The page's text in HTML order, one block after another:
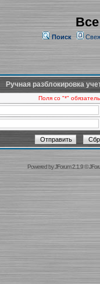
Поиск
Ручная разблокировка
Поля со "*"
Powered byJForum 2.1.9©